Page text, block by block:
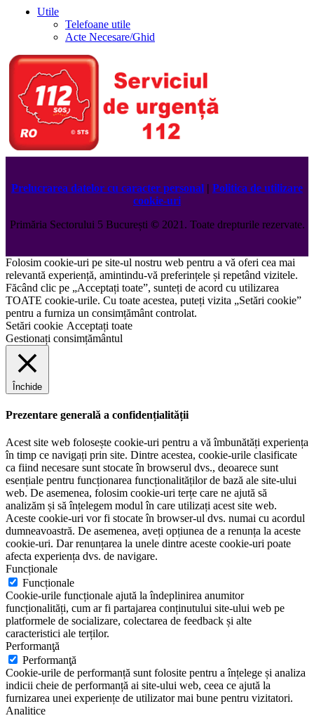
Utile
Telefoane utile
Acte Necesare/Ghid
Prelucrarea datelor cu caracter personal | Politica de utilizare
cookie-uri
Primăria Sectorului 5 București ©️2021. Toate drepturile rezervate.
Folosim cookie-uri pe site-ul nostru web pentru a vă oferi cea mai
relevantă experiență, amintindu-vă preferințele și repetând vizitele.
Făcând clic pe „Acceptați toate”, sunteți de acord cu utilizarea
TOATE cookie-urile. Cu toate acestea, puteți vizita „Setări cookie”
pentru a furniza un consimțământ controlat.
Setări cookie Acceptați toate
Gestionați consimțământul
Închide
Prezentare generală a confidențialității
Acest site web folosește cookie-uri pentru a vă îmbunătăți experiența
în timp ce navigați prin site. Dintre acestea, cookie-urile clasificate
ca fiind necesare sunt stocate în browserul dvs., deoarece sunt
esențiale pentru funcționarea funcționalităților de bază ale site-ului
web. De asemenea, folosim cookie-uri terțe care ne ajută să
analizăm și să înțelegem modul în care utilizați acest site web.
Aceste cookie-uri vor fi stocate în browser-ul dvs. numai cu acordul
dumneavoastră. De asemenea, aveți opțiunea de a renunța la aceste
cookie-uri. Dar renunțarea la unele dintre aceste cookie-uri poate
afecta experiența dvs. de navigare.
Funcționale
Funcționale
Cookie-urile funcționale ajută la îndeplinirea anumitor
funcționalități, cum ar fi partajarea conținutului site-ului web pe
platformele de socializare, colectarea de feedback și alte
caracteristici ale terților.
Performanţă
Performanţă
Cookie-urile de performanță sunt folosite pentru a înțelege și analiza
indicii cheie de performanță ai site-ului web, ceea ce ajută la
furnizarea unei experiențe de utilizator mai bune pentru vizitatori.
Analitice